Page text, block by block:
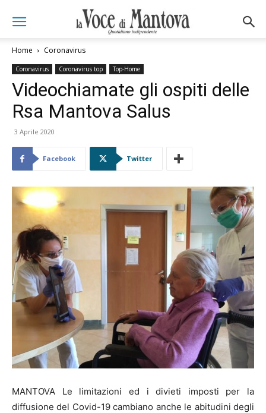
Home Coronavirus
Coronavirus Coronavirus top Top-Home
Videochiamate gli ospiti delle
Rsa Mantova Salus
3 Aprile 2020
Facebook Twitter
MANTOVA Le limitazioni ed i divieti imposti per la
diffusione del Covid-19 cambiano anche le abitudini degli